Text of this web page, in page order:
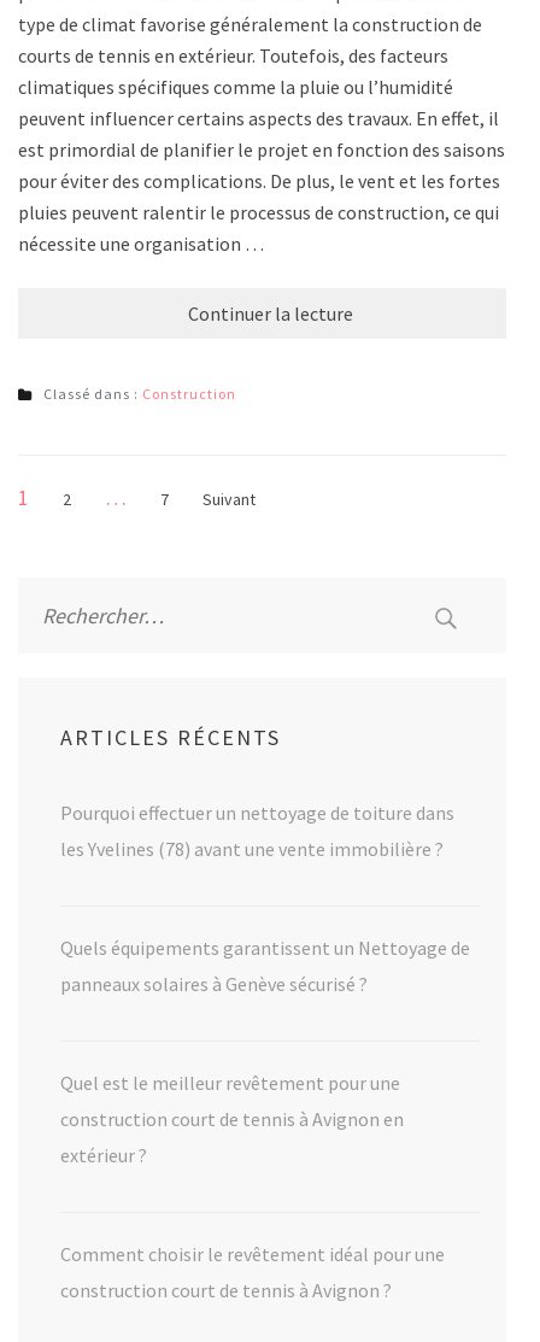
type de climat favorise généralement la construction de
courts de tennis en extérieur. Toutefois, des facteurs
climatiques spécifiques comme la pluie ou l’humidité
peuvent influencer certains aspects des travaux. En effet, il
est primordial de planifier le projet en fonction des saisons
pour éviter des complications. De plus, le vent et les fortes
pluies peuvent ralentir le processus de construction, ce qui
nécessite une organisation …
Continuer la lecture
Classé dans : Construction
Pagination
Page
1 Page
2 … Page
7 Suivant
ARTICLES RÉCENTS
Pourquoi effectuer un nettoyage de toiture dans
les Yvelines (78) avant une vente immobilière ?
Quels équipements garantissent un Nettoyage de
panneaux solaires à Genève sécurisé ?
Quel est le meilleur revêtement pour une
construction court de tennis à Avignon en
extérieur ?
Comment choisir le revêtement idéal pour une
construction court de tennis à Avignon ?